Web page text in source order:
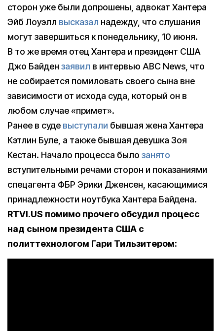
сторон уже были допрошены, адвокат Хантера
Эйб Лоуэлл высказал надежду, что слушания
могут завершиться к понедельнику, 10 июня.
В то же время отец Хантера и президент США
Джо Байден заявил в интервью ABC News, что
не собирается помиловать своего сына вне
зависимости от исхода суда, который он в
любом случае «примет».
Ранее в суде выступали бывшая жена Хантера
Кэтлин Буле, а также бывшая девушка Зоя
Кестан. Начало процесса было занято
вступительными речами сторон и показаниями
спецагента ФБР Эрики Дженсен, касающимися
принадлежности ноутбука Хантера Байдена.
RTVI.US помимо прочего обсудил процесс
над сыном президента США с
политтехнологом Гари Тильзитером: